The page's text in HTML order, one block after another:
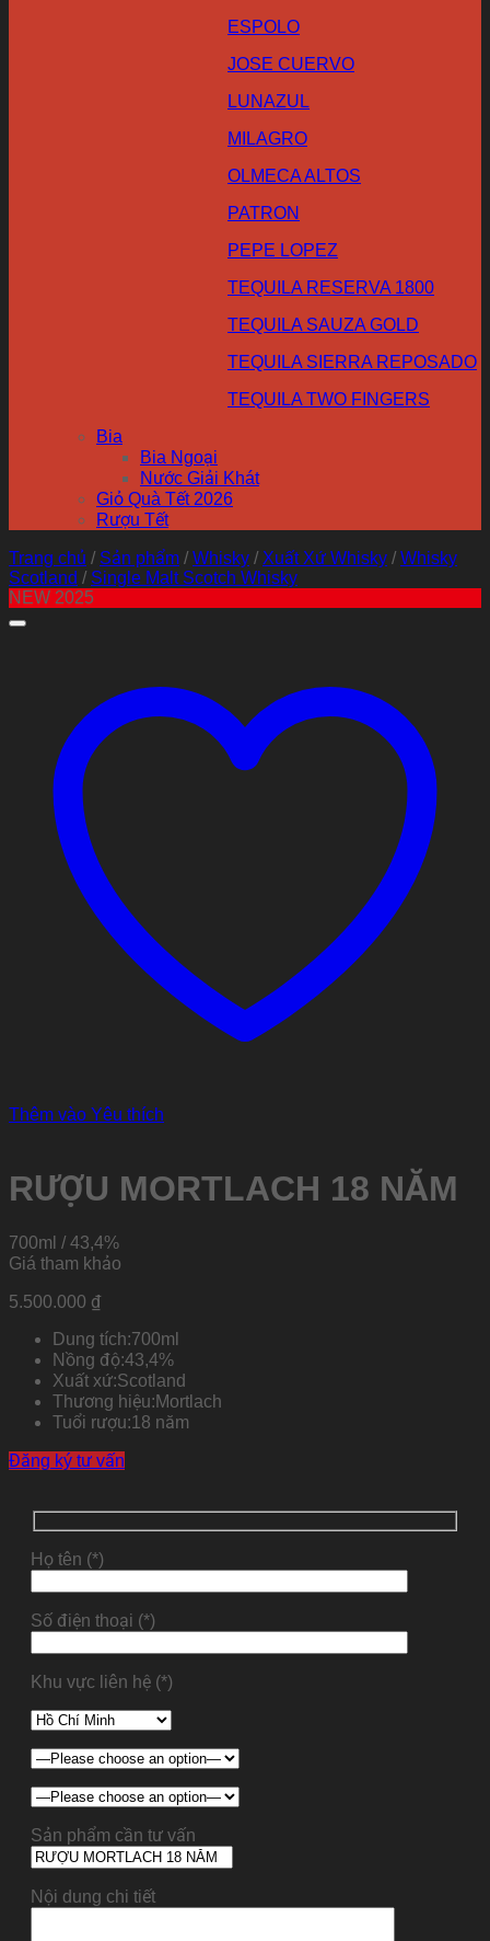
ESPOLO
JOSE CUERVO
LUNAZUL
MILAGRO
OLMECA ALTOS
PATRON
PEPE LOPEZ
TEQUILA RESERVA 1800
TEQUILA SAUZA GOLD
TEQUILA SIERRA REPOSADO
TEQUILA TWO FINGERS
Bia
Bia Ngoại
Nước Giải Khát
Giỏ Quà Tết 2026
Rượu Tết
Trang chủ / Sản phẩm / Whisky / Xuất Xứ Whisky / Whisky
Scotland / Single Malt Scotch Whisky
NEW 2025
Thêm vào Yêu thích
RƯỢU MORTLACH 18 NĂM
700ml / 43,4%
Giá tham khảo
5.500.000 ₫
Dung tích:700ml
Nồng độ:43,4%
Xuất xứ:Scotland
Thương hiệu:Mortlach
Tuổi rượu:18 năm
Đăng ký tư vấn
Họ tên (*)
Số điện thoại (*)
Khu vực liên hệ (*)
Sản phẩm cần tư vấn
Nội dung chi tiết